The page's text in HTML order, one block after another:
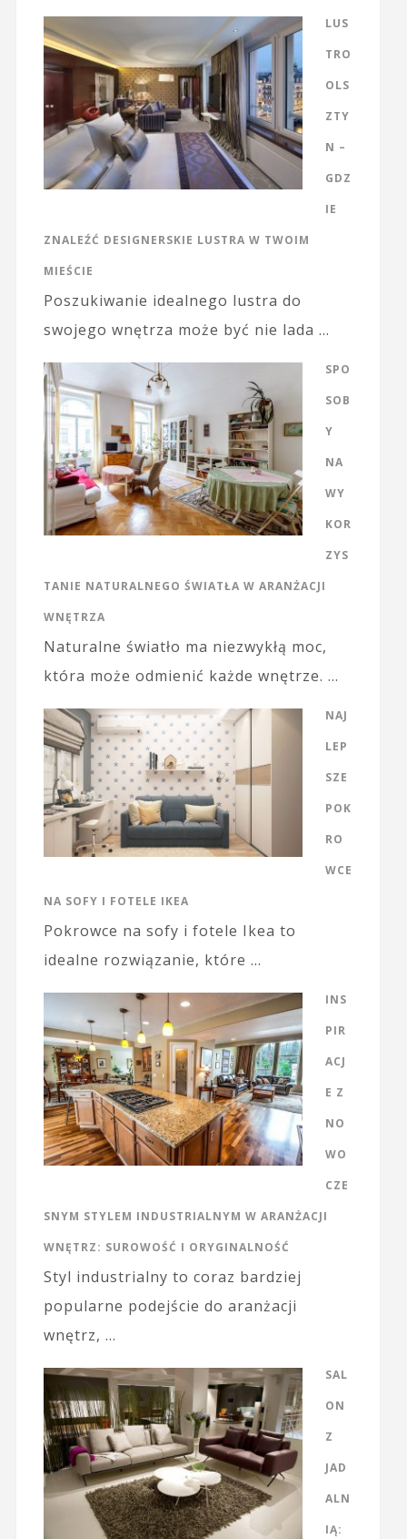
LUS
TRO
OLS
ZTY
N –
GDZ
IE
ZNALEŹĆ DESIGNERSKIE LUSTRA W TWOIM
MIEŚCIE
Poszukiwanie idealnego lustra do
swojego wnętrza może być nie lada …
SPO
SOB
Y
NA
WY
KOR
ZYS
TANIE NATURALNEGO ŚWIATŁA W ARANŻACJI
WNĘTRZA
Naturalne światło ma niezwykłą moc,
która może odmienić każde wnętrze. …
NAJ
LEP
SZE
POK
RO
WCE
NA SOFY I FOTELE IKEA
Pokrowce na sofy i fotele Ikea to
idealne rozwiązanie, które …
INS
PIR
ACJ
E Z
NO
WO
CZE
SNYM STYLEM INDUSTRIALNYM W ARANŻACJI
WNĘTRZ: SUROWOŚĆ I ORYGINALNOŚĆ
Styl industrialny to coraz bardziej
popularne podejście do aranżacji
wnętrz, …
SAL
ON
Z
JAD
ALN
IĄ: